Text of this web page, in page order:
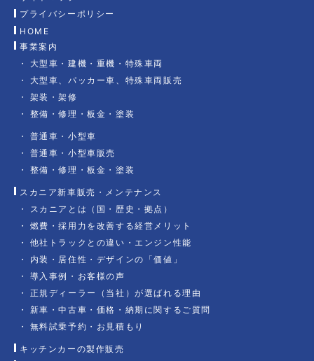
HOME
事業案内
大型車・建機・重機・特殊車両
大型車、パッカー車、特殊車両販売
架装・架修
整備・修理・板金・塗装
普通車・小型車
普通車・小型車販売
整備・修理・板金・塗装
スカニア新車販売・メンテナンス
スカニアとは（国・歴史・拠点）
燃費・採用力を改善する経営メリット
他社トラックとの違い・エンジン性能
内装・居住性・デザインの「価値」
導入事例・お客様の声
正規ディーラー（当社）が選ばれる理由
新車・中古車・価格・納期に関するご質問
無料試乗予約・お見積もり
キッチンカーの製作販売
プライバシーポリシー